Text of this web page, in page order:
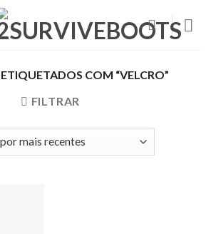
COM “VELCRO”
FILTRAR